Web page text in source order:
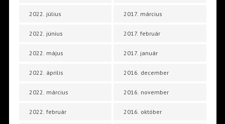
2022. július
2022. június
2022. május
2022. április
2022. március
2022. február
2017. március
2017. február
2017. január
2016. december
2016. november
2016. október